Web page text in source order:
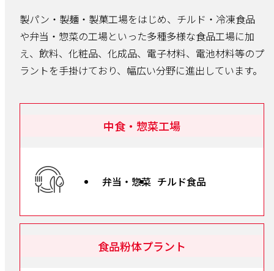
製パン・製麺・製菓工場をはじめ、チルド・冷凍食品
や弁当・惣菜の工場といった多種多様な食品工場に加
え、飲料、化粧品、化成品、電子材料、電池材料等のプ
ラントを手掛けており、幅広い分野に進出しています。
中食・惣菜工場
弁当・惣菜 チルド食品
食品粉体プラント